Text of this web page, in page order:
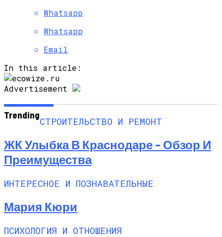
Whatsapp
Whatsapp
Email
In this article:
Advertisement
Trending
СТРОИТЕЛЬСТВО И РЕМОНТ
ЖК Улыбка В Краснодаре – Обзор И
Преимущества
ИНТЕРЕСНОЕ И ПОЗНАВАТЕЛЬНЫЕ
Мария Кюри
ПСИХОЛОГИЯ И ОТНОШЕНИЯ